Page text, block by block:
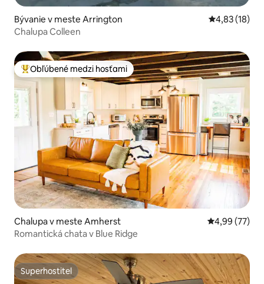
Bývanie v meste Arrington Priemerné
4,83 (18)
Chalupa Colleen
Najobľúbenejšie medzi hosťami
Obľúbené medzi hosťami
Chalupa v meste Amherst Priemerné
4,99 (77)
Romantická chata v Blue Ridge
Superhostiteľ
Superhostiteľ